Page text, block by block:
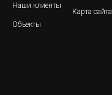
Наши клиенты
Объекты
Карта сайта